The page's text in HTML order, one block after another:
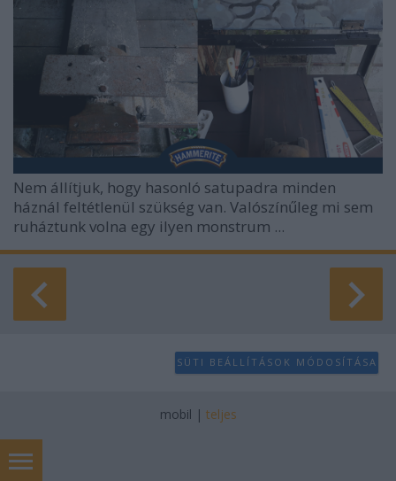
Nem állítjuk, hogy hasonló satupadra minden
háznál feltétlenül szükség van. Valószínűleg mi sem
ruháztunk volna egy ilyen monstrum ...
SÜTI BEÁLLÍTÁSOK MÓDOSÍTÁSA
mobil | teljes